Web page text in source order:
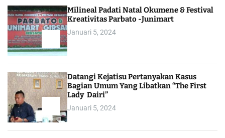
Milineal Padati Natal Okumene & Festival
Kreativitas Parbato -Junimart
Januari 5, 2024
Datangi Kejatisu Pertanyakan Kasus
Bagian Umum Yang Libatkan “The First
Lady Dairi”
Januari 5, 2024